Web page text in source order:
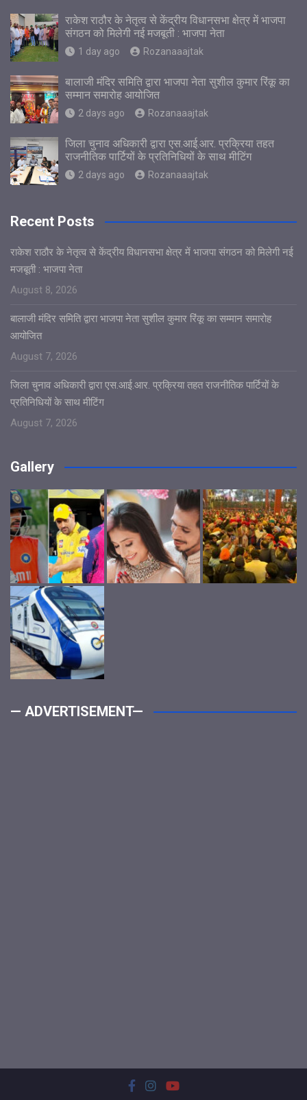
राकेश राठौर के नेतृत्व से केंद्रीय विधानसभा क्षेत्र में भाजपा
संगठन को मिलेगी नई मजबूती : भाजपा नेता
1 day ago Rozanaaajtak
बालाजी मंदिर समिति द्वारा भाजपा नेता सुशील कुमार रिंकू का
सम्मान समारोह आयोजित
2 days ago Rozanaaajtak
जिला चुनाव अधिकारी द्वारा एस.आई.आर. प्रक्रिया तहत
राजनीतिक पार्टियों के प्रतिनिधियों के साथ मीटिंग
2 days ago Rozanaaajtak
Recent Posts
राकेश राठौर के नेतृत्व से केंद्रीय विधानसभा क्षेत्र में भाजपा संगठन को मिलेगी नई
मजबूती : भाजपा नेता
August 8, 2026
बालाजी मंदिर समिति द्वारा भाजपा नेता सुशील कुमार रिंकू का सम्मान समारोह
आयोजित
August 7, 2026
जिला चुनाव अधिकारी द्वारा एस.आई.आर. प्रक्रिया तहत राजनीतिक पार्टियों के
प्रतिनिधियों के साथ मीटिंग
August 7, 2026
Gallery
— ADVERTISEMENT—